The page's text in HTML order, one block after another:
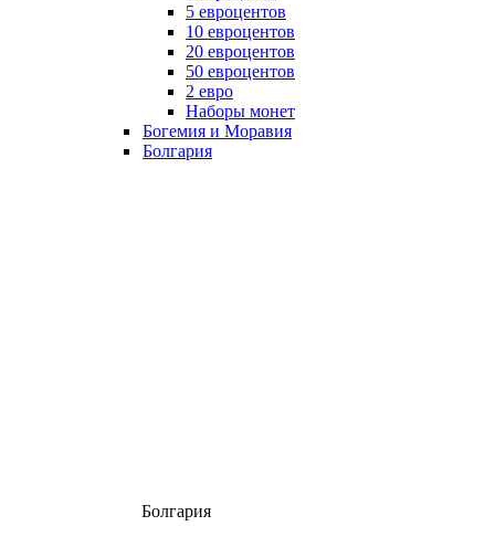
5 евроцентов
10 евроцентов
20 евроцентов
50 евроцентов
2 евро
Наборы монет
Богемия и Моравия
Болгария
Болгария